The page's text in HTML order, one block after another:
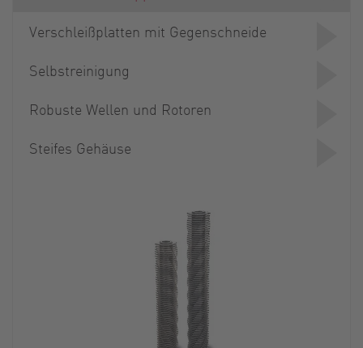
Verschleißplatten mit Gegenschneide
Selbstreinigung
Robuste Wellen und Rotoren
Steifes Gehäuse